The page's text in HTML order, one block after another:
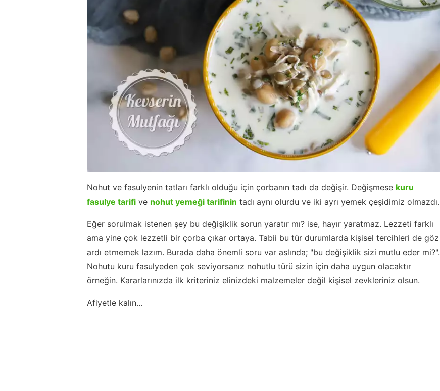
Nohut ve fasulyenin tatları farklı olduğu için çorbanın tadı da değişir. Değişmese kuru
fasulye tarifi ve nohut yemeği tarifinin tadı aynı olurdu ve iki ayrı yemek çeşidimiz olmazdı.
Eğer sorulmak istenen şey bu değişiklik sorun yaratır mı? ise, hayır yaratmaz. Lezzeti farklı
ama yine çok lezzetli bir çorba çıkar ortaya. Tabii bu tür durumlarda kişisel tercihleri de göz
ardı etmemek lazım. Burada daha önemli soru var aslında; "bu değişiklik sizi mutlu eder mi?".
Nohutu kuru fasulyeden çok seviyorsanız nohutlu türü sizin için daha uygun olacaktır
örneğin. Kararlarınızda ilk kriteriniz elinizdeki malzemeler değil kişisel zevkleriniz olsun.
Afiyetle kalın...